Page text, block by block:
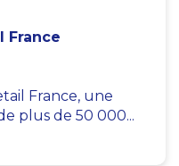
France
France, une
plus de 50 000...